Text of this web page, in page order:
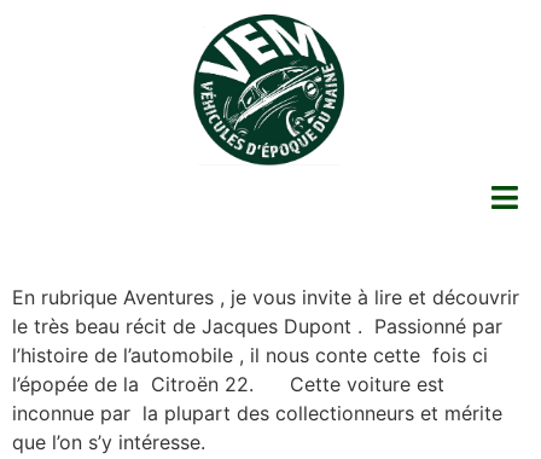
En rubrique Aventures , je vous invite à lire et découvrir
le très beau récit de Jacques Dupont . Passionné par
l’histoire de l’automobile , il nous conte cette fois ci
l’épopée de la Citroën 22. Cette voiture est
inconnue par la plupart des collectionneurs et mérite
que l’on s’y intéresse.